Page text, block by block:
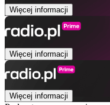
Więcej informacji
Więcej informacji
Więcej informacji